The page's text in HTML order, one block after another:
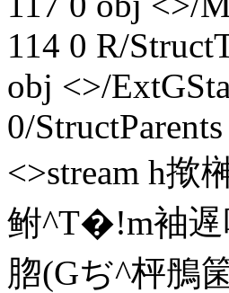
114 0 R/
obj <>/
0/
<>stream h
鲋^T�!m袖
脗(Gぢ^枰 